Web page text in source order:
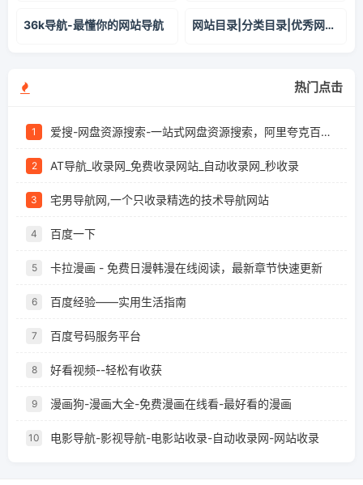
36k导航-最懂你的网站导航 网站目录|分类目录|优秀网站-315友链网【官方网站】
热门点击
1 爱搜-网盘资源搜索-一站式网盘资源搜索，阿里夸克百度迅雷UC全聚合
2 AT导航_收录网_免费收录网站_自动收录网_秒收录
3 宅男导航网,一个只收录精选的技术导航网站
4 百度一下
5 卡拉漫画 - 免费日漫韩漫在线阅读，最新章节快速更新
6 百度经验——实用生活指南
7 百度号码服务平台
8 好看视频--轻松有收获
9 漫画狗-漫画大全-免费漫画在线看-最好看的漫画
10 电影导航-影视导航-电影站收录-自动收录网-网站收录